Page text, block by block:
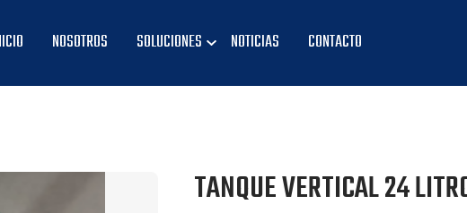
NOSOTROS SOLUCIONES NOTICIAS CONTACTO
TANQUE VERTICAL 24